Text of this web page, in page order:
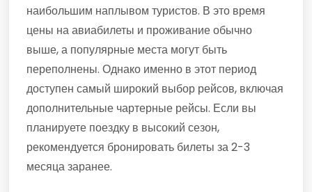
наибольшим наплывом туристов. В это время
цены на авиабилеты и проживание обычно
выше, а популярные места могут быть
переполнены. Однако именно в этот период
доступен самый широкий выбор рейсов, включая
дополнительные чартерные рейсы. Если вы
планируете поездку в высокий сезон,
рекомендуется бронировать билеты за 2-3
месяца заранее.